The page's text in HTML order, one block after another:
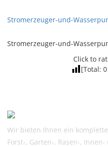
Stromerzeuger-und-
Stromerzeuger-und-
Click to
[Total: 0
Wir bieten Ihnen ein
Forst-, Garten-, Rasen-, Innen-